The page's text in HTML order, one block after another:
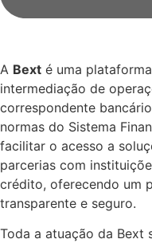
A Bext é uma
intermediação de
correspondente
normas do Sistema
facilitar o acesso a
parcerias com
crédito, oferecendo um
transparente e seguro.
Toda a atuação da Bext